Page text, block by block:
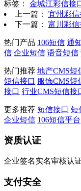
标签： 金城江彩信接
上一篇： 宜州彩信
下一篇： 富川彩信
热门产品 106短信 通
信 企业短信 语音短信
热门推荐 地产CMS短
短信接口 服饰CMS短
接口 行业CMS短信接
更多推荐 短信接口 短
企业短信 106短信平台
资质认证
企业签名实名审核认
支付安全